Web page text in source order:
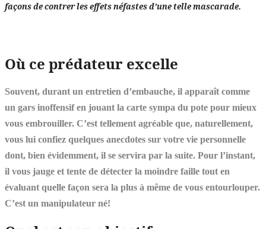
façons de contrer les effets néfastes d’une telle mascarade.
Où ce prédateur excelle
Souvent, durant un entretien d’embauche, il apparaît comme
un gars inoffensif en jouant la carte sympa du pote pour mieux
vous embrouiller. C’est tellement agréable que, naturellement,
vous lui confiez quelques anecdotes sur votre vie personnelle
dont, bien évidemment, il se servira par la suite. Pour l’instant,
il vous jauge et tente de détecter la moindre faille tout en
évaluant quelle façon sera la plus à même de vous entourlouper.
C’est un manipulateur né!